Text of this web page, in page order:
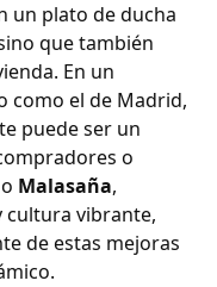
un plato de ducha
que también
En un
como el de Madrid,
puede ser un
o
o Malasaña,
cultura vibrante,
de estas mejoras